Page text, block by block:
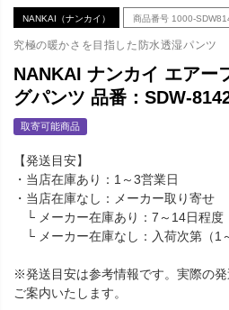
NANKAI（ナンカイ） 商品番号 1000-
究極の暖かさを目指した防水透湿パンツ
NANKAI ナンカイ エアー
グパンツ 品番：SDW-
取寄可能商品
【発送目安】
・当店在庫あり：1～3営業日
・当店在庫なし：メーカー取り寄せ
└ メーカー在庫あり：7～14日程度
└ メーカー在庫なし：入荷次第（1
※発送目安は参考情報です。実際の
ご案内いたします。